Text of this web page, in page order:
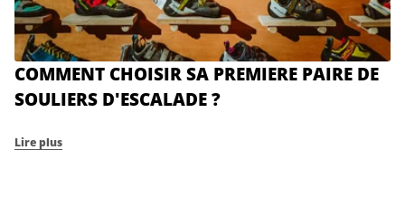
COMMENT CHOISIR SA PREMIERE PAIRE DE
SOULIERS D'ESCALADE ?
Lire plus